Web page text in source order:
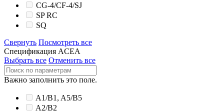
CG-4/CF-4/SJ
SP RC
SQ
Свернуть Посмотреть все
Спецификация ACEA
Выбрать все Отменить все
Важно заполнить это поле.
A1/B1, A5/B5
A2/B2